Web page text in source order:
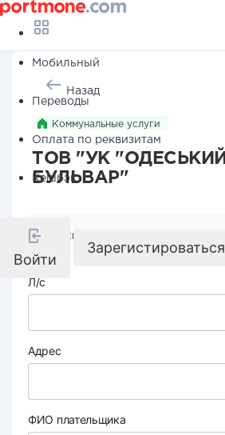
Мобильный
Переводы
Оплата по реквизитам
Кешбэк
Войти
Зарегистироваться
Назад
Коммунальные услуги
ТОВ "УК "ОДЕСЬКИЙ
БУЛЬВАР"
Реквизиты компании
Л/с
Адрес
ФИО плательщика